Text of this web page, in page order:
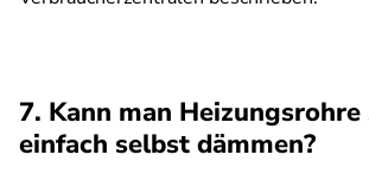
7. Kann man
einfach selbst dämmen?